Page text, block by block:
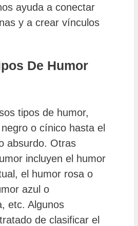
ayuda a conectar
y a crear vínculos
De Humor
tipos de humor,
o cínico hasta el
absurdo. Otras
incluyen el humor
el humor rosa o
azul o
etc. Algunos
de clasificar el